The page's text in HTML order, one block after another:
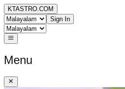
KTASTRO.COM
Sign In
Menu